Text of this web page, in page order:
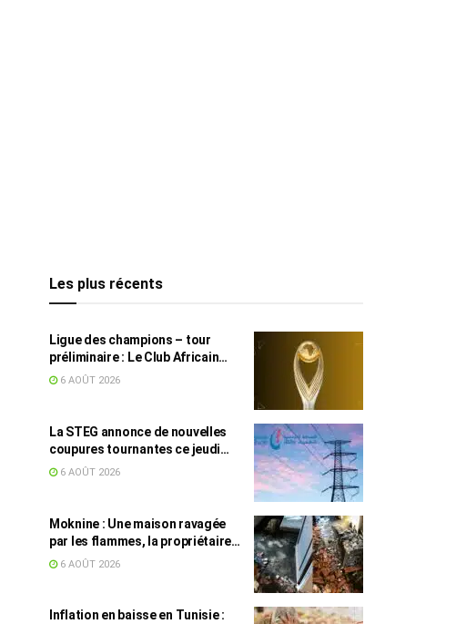
Les plus récents
Ligue des champions – tour
préliminaire : Le Club Africain
face au Djoliba AC
6 AOÛT 2026
La STEG annonce de nouvelles
coupures tournantes ce jeudi
dans plusieurs régions
6 AOÛT 2026
Moknine : Une maison ravagée
par les flammes, la propriétaire
accuse la STEG et la SONEDE
6 AOÛT 2026
Inflation en baisse en Tunisie :